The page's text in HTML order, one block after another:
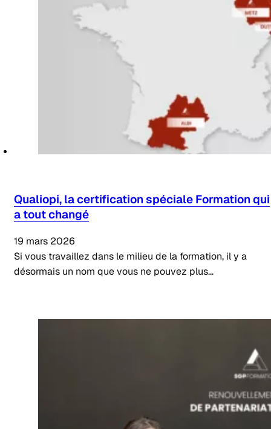
Qualiopi, la certification spéciale Formation qui
a tout changé
19 mars 2026
Si vous travaillez dans le milieu de la formation, il y a
désormais un nom que vous ne pouvez plus…